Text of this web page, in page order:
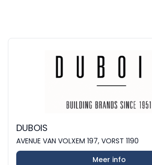
DUBOIS
AVENUE VAN VOLXEM 197, VORST 1190
Meer info